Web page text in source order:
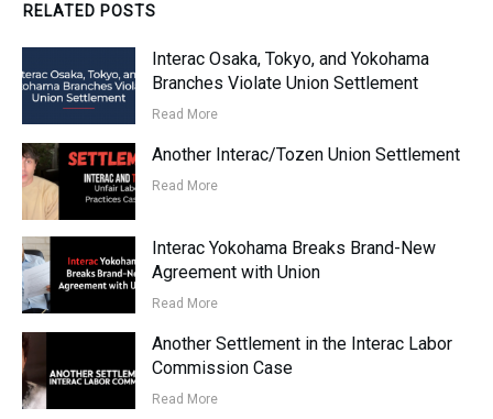
RELATED POSTS
Interac Osaka, Tokyo, and Yokohama
Branches Violate Union Settlement
Read More
Another Interac/Tozen Union Settlement
Read More
Interac Yokohama Breaks Brand-New
Agreement with Union
Read More
Another Settlement in the Interac Labor
Commission Case
Read More